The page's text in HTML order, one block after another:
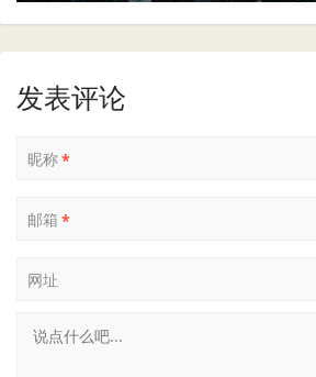
发表评论
昵称*
邮箱 *
网址